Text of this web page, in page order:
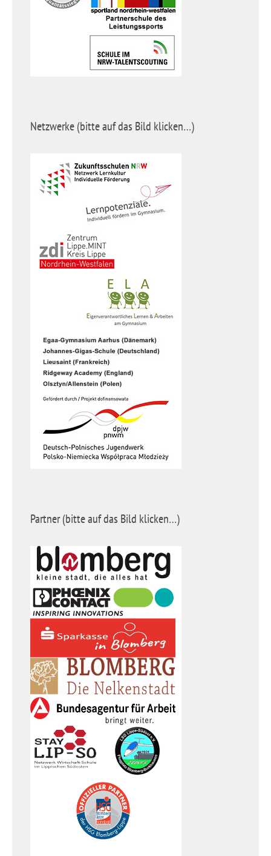
Netzwerke (bitte auf das Bild klicken…)
Partner (bitte auf das Bild klicken…)